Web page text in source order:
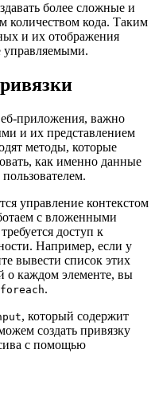
более сложные и
кода. Таким
и их отображения
управляемыми.
приложения, важно
и их представлением
методы, которые
как именно данные
управление контекстом
с вложенными
доступ к
Например, если у
вывести список этих
о каждом элементе, вы
foreach.
, который содержит
создать привязку
с помощью